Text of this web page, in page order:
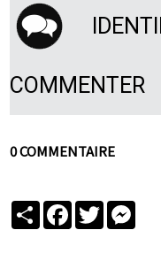
COMMENTER
0 COMMENTAIRE
PartagerFacebook
Twitter